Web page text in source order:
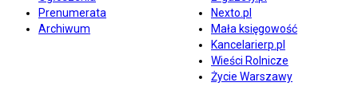
Prenumerata
Archiwum
Nexto.pl
Mała księgowość
Kancelarierp.pl
Wieści Rolnicze
Życie Warszawy